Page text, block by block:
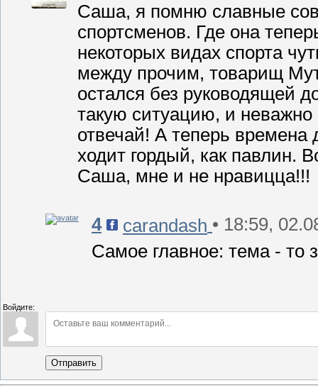
Саша, я помню славные
спортсменов. Где она
некоторых видах спорта
между прочим, товарищ
остался без руководящей
такую ситуацию, и неважно
отвечай! А теперь
ходит гордый, как павлин.
Саша, мне и не нравицца!!!
4 carandash • 18:59,
Самое главное: тема - то
Войдите:
Отправить